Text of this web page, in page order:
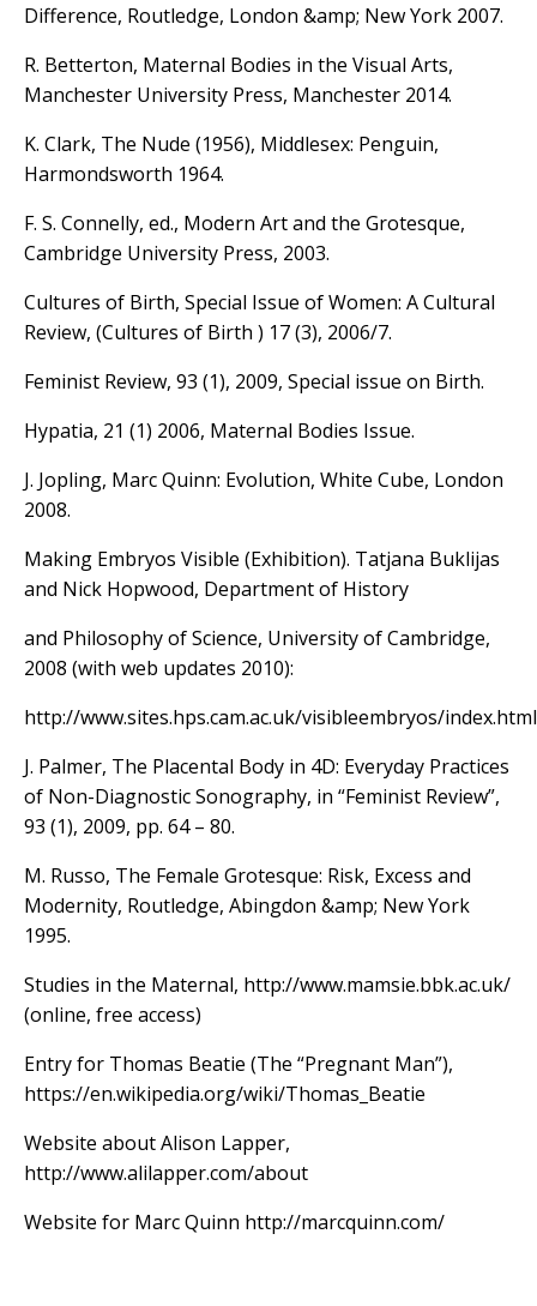
Difference, Routledge, London &amp; New York 2007.
R. Betterton, Maternal Bodies in the Visual Arts,
Manchester University Press, Manchester 2014.
K. Clark, The Nude (1956), Middlesex: Penguin,
Harmondsworth 1964.
F. S. Connelly, ed., Modern Art and the Grotesque,
Cambridge University Press, 2003.
Cultures of Birth, Special Issue of Women: A Cultural
Review, (Cultures of Birth ) 17 (3), 2006/7.
Feminist Review, 93 (1), 2009, Special issue on Birth.
Hypatia, 21 (1) 2006, Maternal Bodies Issue.
J. Jopling, Marc Quinn: Evolution, White Cube, London
2008.
Making Embryos Visible (Exhibition). Tatjana Buklijas
and Nick Hopwood, Department of History
and Philosophy of Science, University of Cambridge,
2008 (with web updates 2010):
http://www.sites.hps.cam.ac.uk/visibleembryos/index.html
J. Palmer, The Placental Body in 4D: Everyday Practices
of Non-Diagnostic Sonography, in “Feminist Review”,
93 (1), 2009, pp. 64 – 80.
M. Russo, The Female Grotesque: Risk, Excess and
Modernity, Routledge, Abingdon &amp; New York
1995.
Studies in the Maternal, http://www.mamsie.bbk.ac.uk/
(online, free access)
Entry for Thomas Beatie (The “Pregnant Man”),
https://en.wikipedia.org/wiki/Thomas_Beatie
Website about Alison Lapper,
http://www.alilapper.com/about
Website for Marc Quinn http://marcquinn.com/